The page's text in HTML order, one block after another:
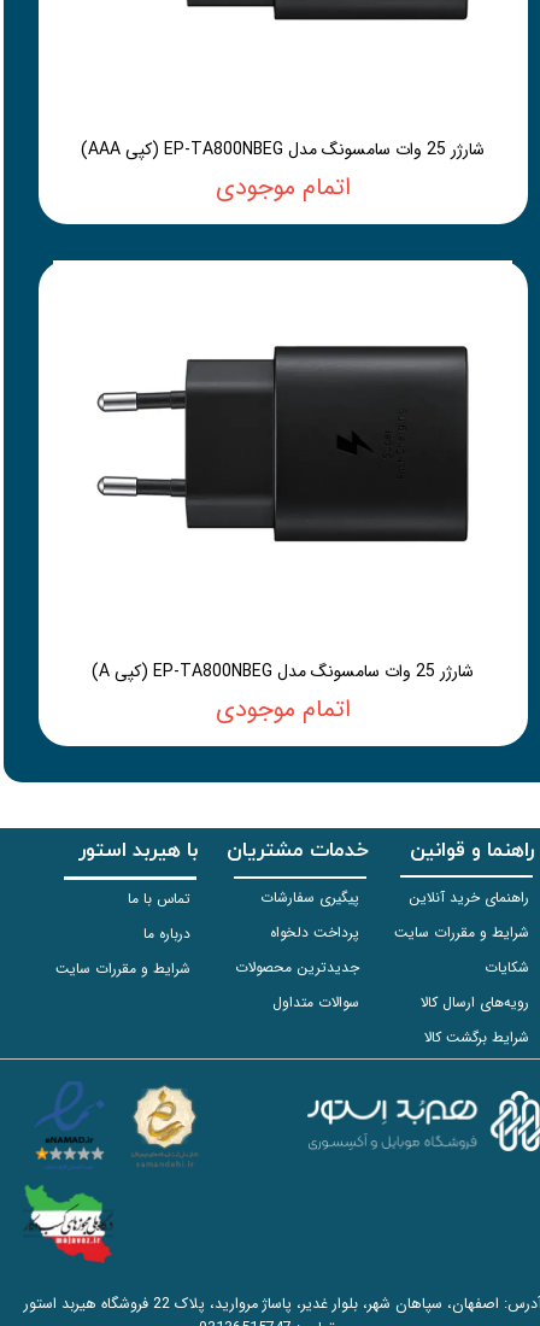
شارژر 25 وات سامسونگ مدل EP-TA800NBEG (کپی AAA)
اتمام موجودی
شارژر 25 وات سامسونگ مدل EP-TA800NBEG (کپی A)
اتمام موجودی
راهنما و قوانین
راهنمای خرید آنلاین
شرایط و مقررات سایت
شکایات
رویه‌های ارسال کالا
شرایط برگشت کالا
خدمات مشتریان
پیگیری سفارشات
پرداخت دلخواه
جدیدترین محصولات
سوالات متداول
با هیربد استور
تماس با ما
درباره ما
شرایط و مقررات سایت
آدرس: اصفهان، سپاهان شهر، بلوار غدیر، پاساژ مروارید، پلاک 22 فروشگاه هیربد استور